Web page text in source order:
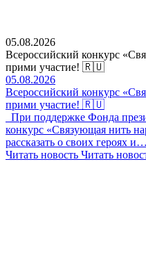
05.08.2026
Всероссийский конкурс
прими участие! 🇷🇺
05.08.2026
Всероссийский конкурс
прими участие! 🇷🇺
При поддержке Фонда
конкурс «Связующая нить
рассказать о своих героях и…
Читать новость Читать